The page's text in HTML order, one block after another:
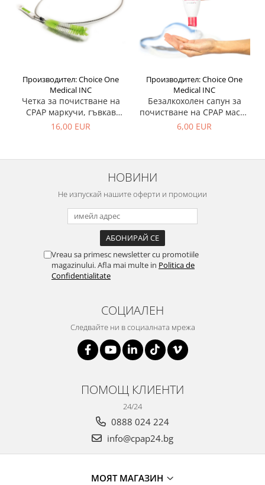
Производител: Choice One
Medical INC
Четка за почистване на
CPAP маркучи, гъвкав
кабел 1.8 м - Четка за CPAP
16,00 EUR
Производител: Choice One
Medical INC
Безалкохолен сапун за
почистване на CPAP маска
и маркуч - Citrus
6,00 EUR
НОВИНИ
Не изпускай нашите оферти и промоции
Vreau sa primesc newsletter cu promotiile
magazinului. Afla mai multe in Politica de
Confidentialitate
СОЦИАЛЕН
Следвайте ни в социалната мрежа
ПОМОЩ КЛИЕНТИ
24/24
0888 024 224
info@cpap24.bg
МОЯТ МАГАЗИН